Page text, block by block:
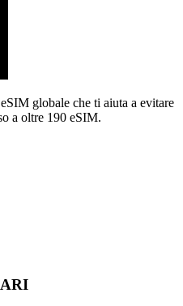
globale che ti aiuta a evitare
a oltre 190 eSIM.